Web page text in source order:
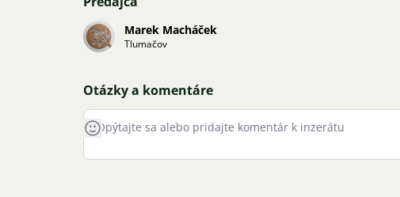
Marek Macháček
Tlumačov
Otázky a komentáre